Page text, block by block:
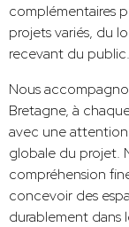
complémentaires
projets variés, du
recevant du public.
Nous
Bretagne, à
avec une
globale du projet.
compréhension
concevoir des
durablement dans